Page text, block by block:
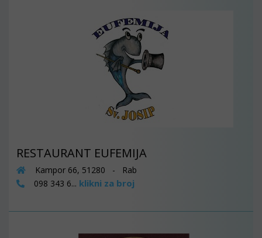
RESTAURANT EUFEMIJA
Kampor 66, 51280 - Rab
098 343 6... klikni za broj